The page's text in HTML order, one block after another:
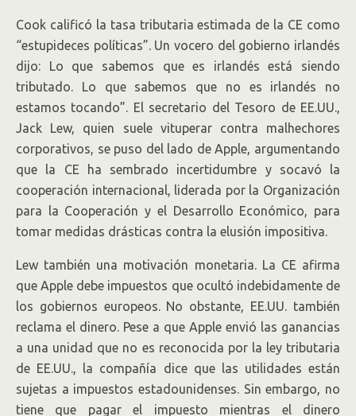
Cook calificó la tasa tributaria estimada de la CE como
“estupideces políticas”. Un vocero del gobierno irlandés
dijo: Lo que sabemos que es irlandés está siendo
tributado. Lo que sabemos que no es irlandés no
estamos tocando”. El secretario del Tesoro de EE.UU.,
Jack Lew, quien suele vituperar contra malhechores
corporativos, se puso del lado de Apple, argumentando
que la CE ha sembrado incertidumbre y socavó la
cooperación internacional, liderada por la Organización
para la Cooperación y el Desarrollo Económico, para
tomar medidas drásticas contra la elusión impositiva.
Lew también una motivación monetaria. La CE afirma
que Apple debe impuestos que ocultó indebidamente de
los gobiernos europeos. No obstante, EE.UU. también
reclama el dinero. Pese a que Apple envió las ganancias
a una unidad que no es reconocida por la ley tributaria
de EE.UU., la compañía dice que las utilidades están
sujetas a impuestos estadounidenses. Sin embargo, no
tiene que pagar el impuesto mientras el dinero